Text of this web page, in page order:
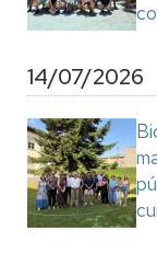
14/07/2026